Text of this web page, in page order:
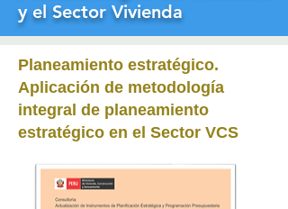
y el Sector Vivienda
Planeamiento estratégico.
Aplicación de metodología
integral de planeamiento
estratégico en el Sector VCS